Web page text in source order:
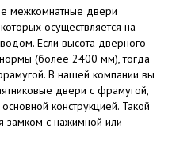
межкомнатные двери
осуществляется на
Если высота дверного
(более 2400 мм), тогда
В нашей компании вы
двери с фрамугой,
конструкцией. Такой
замком с нажимной или